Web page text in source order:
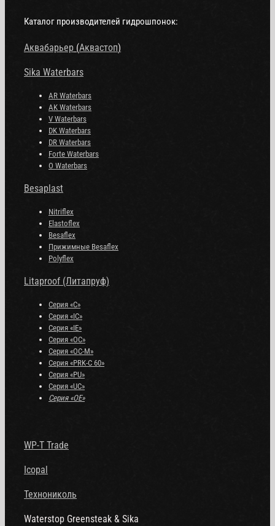
Каталог производителей гидрошпонок:
Аквабарьер (Аквастоп)
Sika Waterbars
AR Waterbars
AK Waterbars
V Waterbars
DK Waterbars
DR Waterbars
Forte Waterbars
O Waterbars
Besaplast
Nitriflex
Elastoflex
Besaflex
Прижимные Besaflex
Polyflex
Litaproof (Литапруф)
Серия «С»
Серия «IC»
Серия «IE»
Серия «OC»
Серия «OC-M»
Серия «PRK-C 60»
Серия «PU»
Серия «UC»
Серия «OE»
WP-T Trade
Icopal
Технониколь
Waterstop Greensteak & Sika